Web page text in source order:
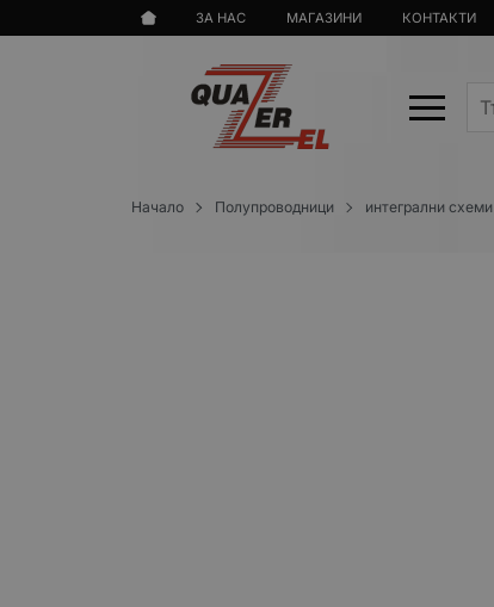
ЗА НАС МАГАЗИНИ КОНТАКТИ
Начало Полупроводници интегрални схеми